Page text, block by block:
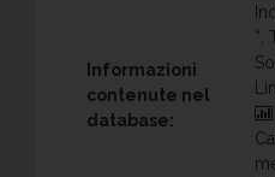
Informazioni
contenute nel
database:
*,